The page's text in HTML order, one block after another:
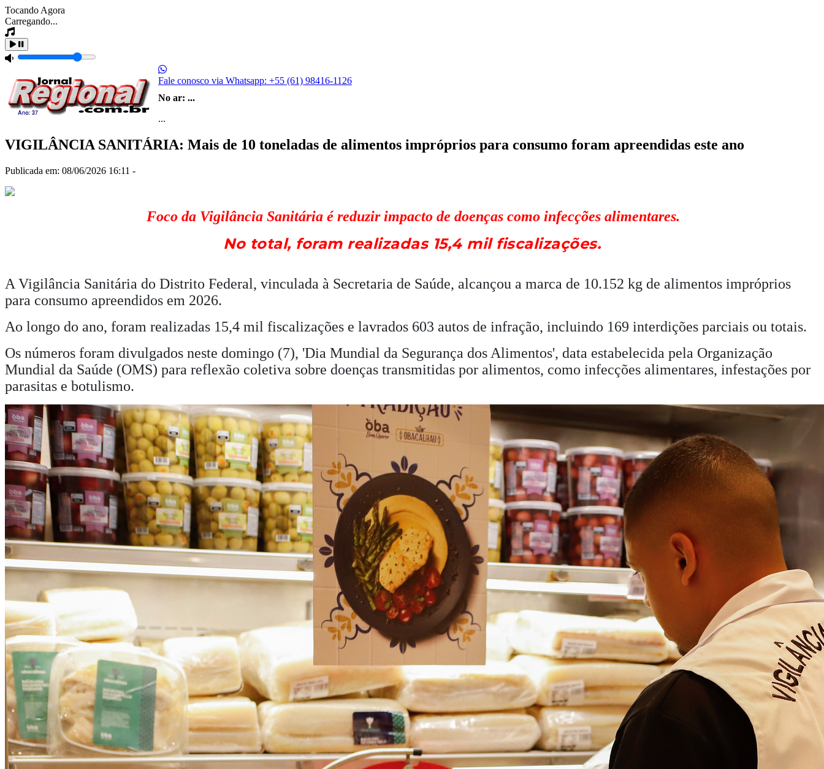
Tocando Agora
Carregando...
Fale conosco via Whatsapp: +55 (61) 98416-1126
No ar: ...
...
VIGILÂNCIA SANITÁRIA: Mais de 10 toneladas de alimentos impróprios para consumo foram apreendidas este ano
Publicada em: 08/06/2026 16:11 -
Foco da Vigilância Sanitária é reduzir impacto de doenças como infecções alimentares.
No total, foram realizadas 15,4 mil fiscalizações.
A Vigilância Sanitária do Distrito Federal, vinculada à Secretaria de Saúde, alcançou a marca de 10.152 kg de alimentos impróprios
para consumo apreendidos em 2026.
Ao longo do ano, foram realizadas 15,4 mil fiscalizações e lavrados 603 autos de infração, incluindo 169 interdições parciais ou totais.
Os números foram divulgados neste domingo (7), 'Dia Mundial da Segurança dos Alimentos', data estabelecida pela Organização
Mundial da Saúde (OMS) para reflexão coletiva sobre doenças transmitidas por alimentos, como infecções alimentares, infestações por
parasitas e botulismo.